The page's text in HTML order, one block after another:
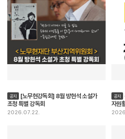
공지
[노무현강독회] 8월 방현석 소설가
초청 특별 강독회
2026.07.22.
공지
자원